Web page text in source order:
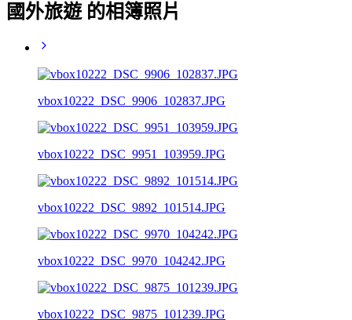
國外旅遊 的相簿照片
vbox10222_DSC_9906_102837.JPG
vbox10222_DSC_9951_103959.JPG
vbox10222_DSC_9892_101514.JPG
vbox10222_DSC_9970_104242.JPG
vbox10222_DSC_9875_101239.JPG